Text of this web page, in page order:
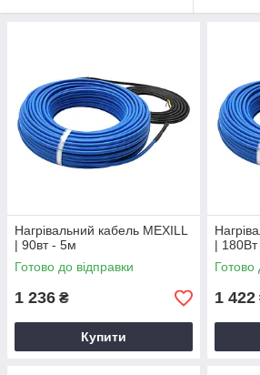
Нагрівальний кабель MEXILL
| 90вт - 5м
Готово до відправки
1 236 ₴
Купити
|
Готово
1 422